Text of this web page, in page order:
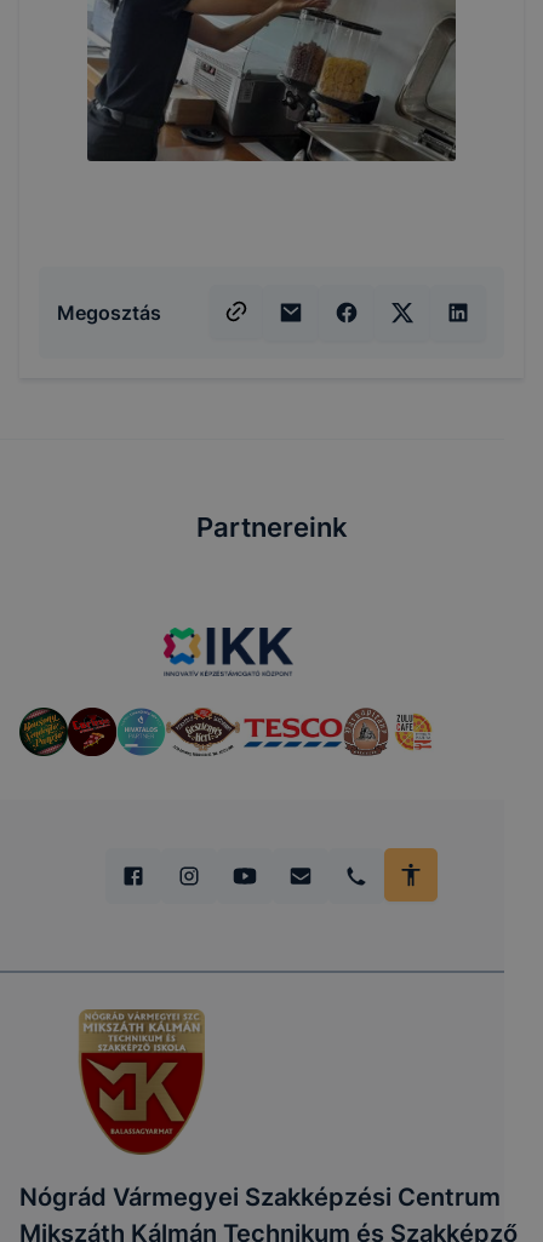
Megosztás
Partnereink
Nógrád Vármegyei Szakképzési Centrum
Mikszáth Kálmán Technikum és Szakképző